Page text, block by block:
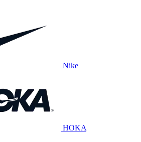
Nike
HOKA